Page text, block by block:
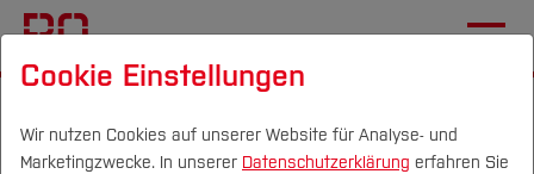
International Office
Aktuelles
Cookie Einstellungen
Wir nutzen Cookies auf unserer Website für Analyse- und
Marketingzwecke. In unserer Datenschutzerklärung erfahren Sie